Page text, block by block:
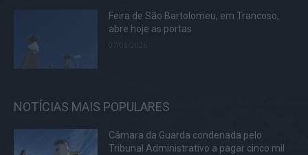
Feira de São Bartolomeu, em Trancoso,
abre hoje as portas
07/08/2026
NOTÍCIAS MAIS POPULARES
Câmara da Guarda condenada pelo
Tribunal Administrativo a pagar cinco mil